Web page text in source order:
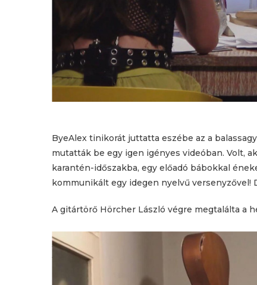
ByeAlex tinikorát juttatta eszébe az a
mutatták be egy igen igényes videóban. Volt,
karantén-időszakba, egy előadó bábokkal
kommunikált egy idegen nyelvű versenyzővel!
A gitártörő Hörcher László végre megtalálta a